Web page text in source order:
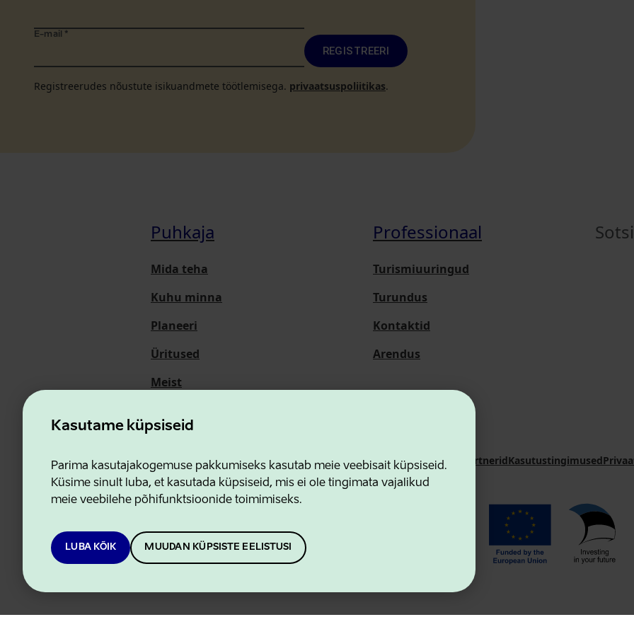
Kasutame küpsiseid
Parima kasutajakogemuse pakkumiseks kasutab meie veebisait küpsiseid.
Küsime sinult luba, et kasutada küpsiseid, mis ei ole tingimata vajalikud
meie veebilehe põhifunktsioonide toimimiseks.
LUBA KÕIK MUUDAN KÜPSISTE EELISTUSI
E-mail *
REGISTREERI
Registreerudes nõustute isikuandmete töötlemisega. privaatsuspoliitikas.
Puhkaja
Mida teha
Kuhu minna
Planeeri
Üritused
Meist
Professionaal
Turismiuuringud
Turundus
Kontaktid
Arendus
Ettevõtluse ja Innovatsiooni SihtasutusKontaktidKoostööpartneridKasutustingimused